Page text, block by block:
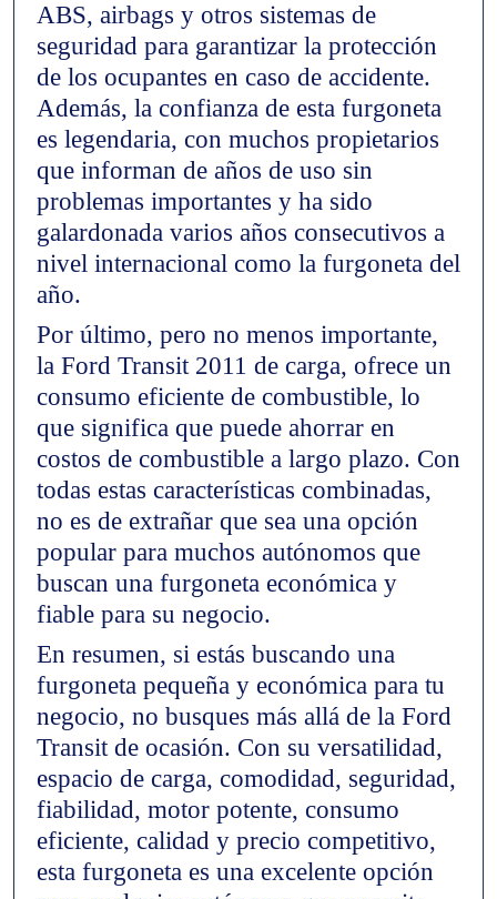
ABS, airbags y otros sistemas de
seguridad para garantizar la protección
de los ocupantes en caso de accidente.
Además, la confianza de esta furgoneta
es legendaria, con muchos propietarios
que informan de años de uso sin
problemas importantes y ha sido
galardonada varios años consecutivos a
nivel internacional como la furgoneta del
año.
Por último, pero no menos importante,
la Ford Transit 2011 de carga, ofrece un
consumo eficiente de combustible, lo
que significa que puede ahorrar en
costos de combustible a largo plazo. Con
todas estas características combinadas,
no es de extrañar que sea una opción
popular para muchos autónomos que
buscan una furgoneta económica y
fiable para su negocio.
En resumen, si estás buscando una
furgoneta pequeña y económica para tu
negocio, no busques más allá de la Ford
Transit de ocasión. Con su versatilidad,
espacio de carga, comodidad, seguridad,
fiabilidad, motor potente, consumo
eficiente, calidad y precio competitivo,
esta furgoneta es una excelente opción